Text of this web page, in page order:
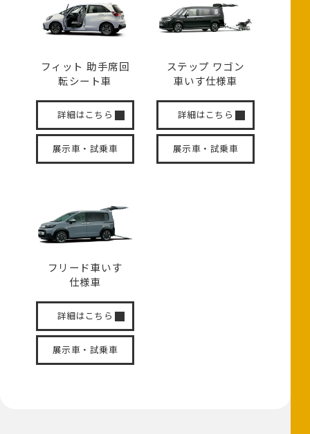
フィット 助手席回
転シート車
詳細はこちら
展示車・試乗車
ステップ ワゴン
車いす仕様車
詳細はこちら
展示車・試乗車
フリード車いす
仕様車
詳細はこちら
展示車・試乗車